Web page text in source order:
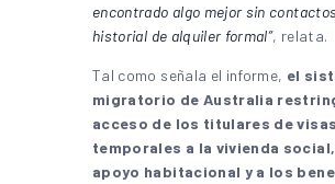
encontrado algo mejor sin
historial de alquiler formal”, relata.
Tal como señala el informe, el
migratorio de Australia
acceso de los titulares de visas
temporales a la vivienda
apoyo habitacional y a los